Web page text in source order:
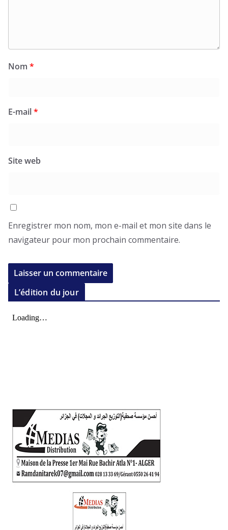
Nom *
E-mail*
Site web
Enregistrer mon nom, mon e-mail et mon site dans le
navigateur pour mon prochain commentaire.
L’édition du jour